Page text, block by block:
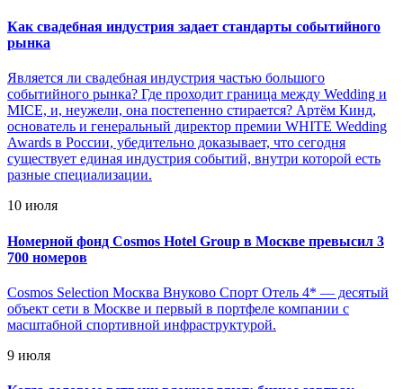
Как свадебная индустрия задает стандарты событийного
рынка
Является ли свадебная индустрия частью большого
событийного рынка? Где проходит граница между Wedding и
MICE, и, неужели, она постепенно стирается? Артём Кинд,
основатель и генеральный директор премии WHITE Wedding
Awards в России, убедительно доказывает, что сегодня
существует единая индустрия событий, внутри которой есть
разные специализации.
10 июля
Номерной фонд Cosmos Hotel Group в Москве превысил 3
700 номеров
Cosmos Selection Москва Внуково Спорт Отель 4* — десятый
объект сети в Москве и первый в портфеле компании с
масштабной спортивной инфраструктурой.
9 июля